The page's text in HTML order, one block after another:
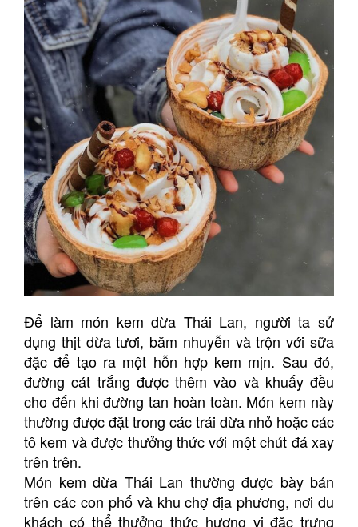
Để làm món kem dừa Thái Lan, người ta sử
dụng thịt dừa tươi, băm nhuyễn và trộn với sữa
đặc để tạo ra một hỗn hợp kem mịn. Sau đó,
đường cát trắng được thêm vào và khuấy đều
cho đến khi đường tan hoàn toàn. Món kem này
thường được đặt trong các trái dừa nhỏ hoặc các
tô kem và được thưởng thức với một chút đá xay
trên trên.
Món kem dừa Thái Lan thường được bày bán
trên các con phố và khu chợ địa phương, nơi du
khách có thể thưởng thức hương vị đặc trưng